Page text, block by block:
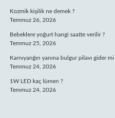
Kozmik kişilik ne demek ?
Temmuz 26, 2026
Bebeklere yoğurt hangi saatte verilir ?
Temmuz 25, 2026
Karnıyarığın yanına bulgur pilavı gider mi
Temmuz 24, 2026
1W LED kaç lümen ?
Temmuz 24, 2026